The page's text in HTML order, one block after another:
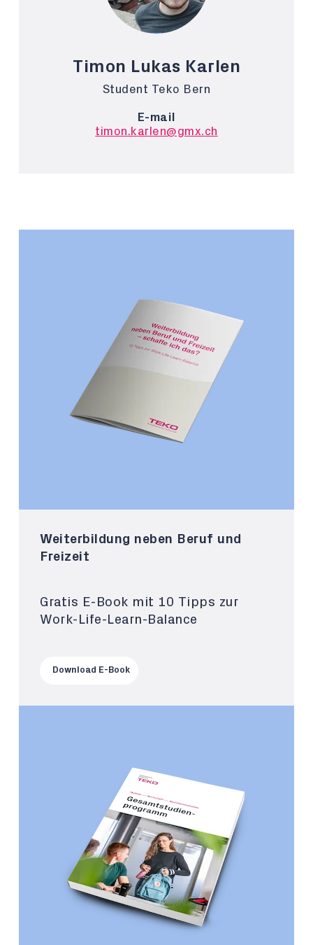
Timon Lukas Karlen
Student Teko Bern
E-mail
timon.karlen@gmx.ch
Weiterbildung neben Beruf und
Freizeit
Gratis E-Book mit 10 Tipps zur
Work-Life-Learn-Balance
Download E-Book